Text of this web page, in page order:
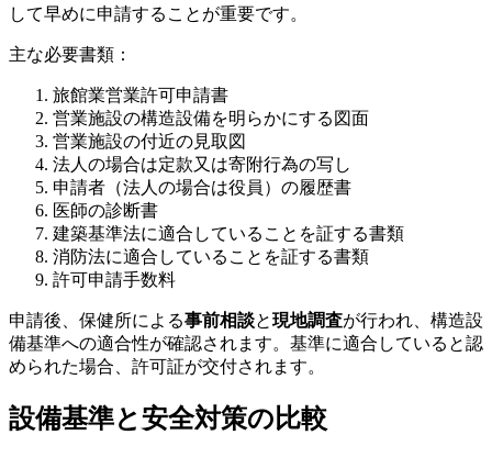
して早めに申請することが重要です。
主な必要書類：
旅館業営業許可申請書
営業施設の構造設備を明らかにする図面
営業施設の付近の見取図
法人の場合は定款又は寄附行為の写し
申請者（法人の場合は役員）の履歴書
医師の診断書
建築基準法に適合していることを証する書類
消防法に適合していることを証する書類
許可申請手数料
申請後、保健所による事前相談と現地調査が行われ、構造設
備基準への適合性が確認されます。基準に適合していると認
められた場合、許可証が交付されます。
設備基準と安全対策の比較